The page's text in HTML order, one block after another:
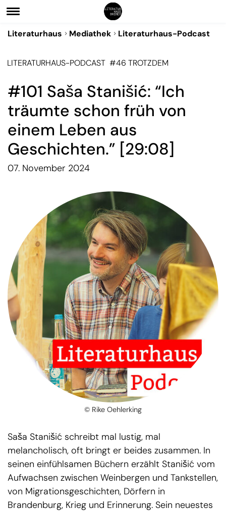
Literaturhaus Mediathek Literaturhaus-Podcast
LITERATURHAUS-PODCAST #46 TROTZDEM
#101 Saša Stanišić: “Ich
träumte schon früh von
einem Leben aus
Geschichten.” [29:08]
07. November 2024
© Rike Oehlerking
Saša Stanišić schreibt mal lustig, mal
melancholisch, oft bringt er beides zusammen. In
seinen einfühlsamen Büchern erzählt Stanišić vom
Aufwachsen zwischen Weinbergen und Tankstellen,
von Migrationsgeschichten, Dörfern in
Brandenburg, Krieg und Erinnerung. Sein neuestes